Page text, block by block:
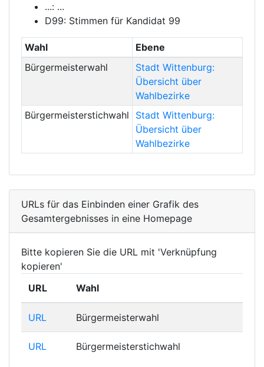
...: ...
D99: Stimmen für Kandidat 99
Wahl
Ebene
Bürgermeisterwahl
Stadt Wittenburg:
Übersicht über
Wahlbezirke
Bürgermeisterstichwahl
Stadt Wittenburg:
Übersicht über
Wahlbezirke
URLs für das Einbinden einer Grafik des
Gesamtergebnisses in eine Homepage
Bitte kopieren Sie die URL mit 'Verknüpfung
kopieren'
URL
Wahl
URL Bürgermeisterwahl
URL Bürgermeisterstichwahl